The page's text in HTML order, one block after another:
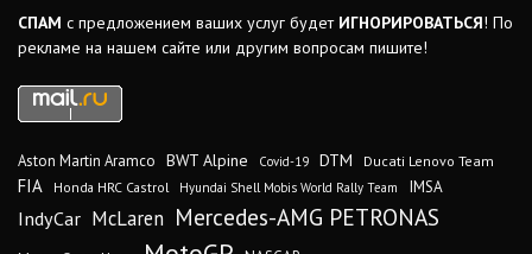
СПАМ с предложением ваших услуг будет ИГНОРИРОВАТЬСЯ! По
рекламе на нашем сайте или другим вопросам пишите!
Aston Martin Aramco BWT Alpine Covid-19 DTM Ducati Lenovo Team
FIA Honda HRC Castrol Hyundai Shell Mobis World Rally Team IMSA
IndyCar McLaren Mercedes-AMG PETRONAS